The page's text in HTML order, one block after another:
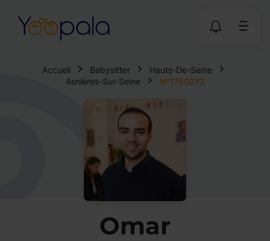
Accueil Babysitter
Hauts-De-Seine
Asnières-Sur-Seine
N°1750272
Omar